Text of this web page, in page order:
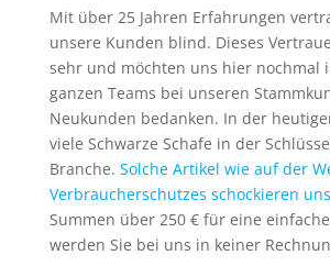
Mit über 25 Jahren Erfahrungen
unsere Kunden blind. Dieses
sehr und möchten uns hier nochmal
ganzen Teams bei unseren
Neukunden bedanken. In der
viele Schwarze Schafe in der
Branche. Solche Artikel wie auf der
Verbraucherschutzes schockieren uns
Summen über 250 € für eine
werden Sie bei uns in keiner